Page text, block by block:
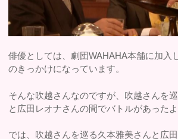
俳優としては、劇団WAHAHA本舗に加入
のきっかけになっています。
そんな吹越さんなのですが、吹越さんを
と広田レオナさんの間でバトルがあったよ
では、吹越さんを巡る久本雅美さんと広